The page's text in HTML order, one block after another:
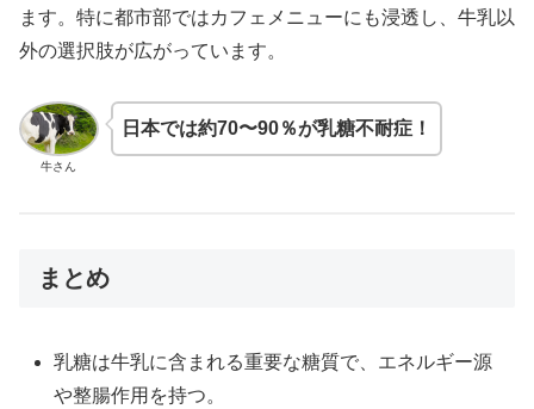
ます。特に都市部ではカフェメニューにも浸透し、牛乳以
外の選択肢が広がっています。
牛さん
日本では約70〜90％が乳糖不耐症！
まとめ
乳糖は牛乳に含まれる重要な糖質で、エネルギー源
や整腸作用を持つ。